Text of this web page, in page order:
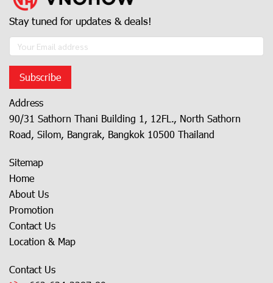
Stay tuned for updates & deals!
Subscribe
Address
90/31 Sathorn Thani Building 1, 12FL., North Sathorn
Road, Silom, Bangrak, Bangkok 10500 Thailand
Sitemap
Home
About Us
Promotion
Contact Us
Location & Map
Contact Us